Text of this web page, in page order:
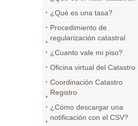
¿Qué es una tasa?
Procedimiento de
regularización catastral
¿Cuanto vale mi piso?
Oficina virtual del Catastro
Coordinación Catastro
Registro
¿Cómo descargar una
notificación con el CSV?